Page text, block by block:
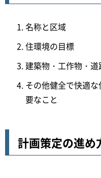
名称と区域
住環境の目標
建築物・工作物・
その他健全で快適
要なこと
計画策定の進め